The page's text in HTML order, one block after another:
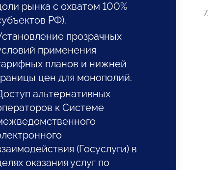
рынка с охватом 100%
РФ).
прозрачных
применения
планов и нижней
цен для монополий.
альтернативных
к Системе
(Госуслуги) в
оказания услуг по